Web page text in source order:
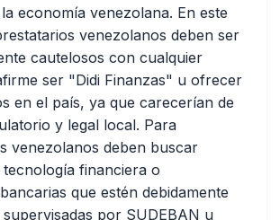
economía venezolana. En este
venezolanos deben ser
cautelosos con cualquier
ser "Didi Finanzas" u ofrecer
en el país, ya que carecerían de
y legal local. Para
venezolanos deben buscar
tecnología financiera o
que estén debidamente
por SUDEBAN u